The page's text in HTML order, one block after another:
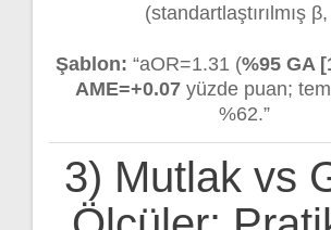
(standartlaştırılmış
Şablon: “aOR=1.31 (%95 GA
AME=+0.07 yüzde puan;
%62.”
3) Mutlak vs